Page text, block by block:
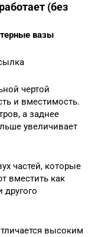
(без
вазы
чертой
и вместимость.
а заднее
увеличивает
частей, которые
вместить как
другого
высоким